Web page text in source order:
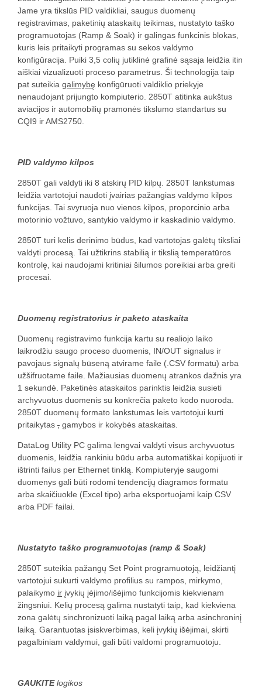
Jame yra tikslūs PID valdikliai, saugus duomenų
registravimas, paketinių ataskaitų teikimas, nustatyto taško
programuotojas (Ramp & Soak) ir galingas funkcinis blokas,
kuris leis pritaikyti programas su sekos valdymo
konfigūracija. Puiki 3,5 colių jutiklinė grafinė sąsaja leidžia itin
aiškiai vizualizuoti proceso parametrus. Ši technologija taip
pat suteikia galimybę konfigūruoti valdiklio priekyje
nenaudojant prijungto kompiuterio. 2850T atitinka aukštus
aviacijos ir automobilių pramonės tikslumo standartus su
CQI9 ir AMS2750.
PID valdymo kilpos
2850T gali valdyti iki 8 atskirų PID kilpų. 2850T lankstumas
leidžia vartotojui naudoti įvairias pažangias valdymo kilpos
funkcijas. Tai svyruoja nuo vienos kilpos, proporcinio arba
motorinio vožtuvo, santykio valdymo ir kaskadinio valdymo.
2850T turi kelis derinimo būdus, kad vartotojas galėtų tiksliai
valdyti procesą. Tai užtikrins stabilią ir tikslią temperatūros
kontrolę, kai naudojami kritiniai šilumos poreikiai arba greiti
procesai.
Duomenų registratorius ir paketo ataskaita
Duomenų registravimo funkcija kartu su realiojo laiko
laikrodžiu saugo proceso duomenis, IN/OUT signalus ir
pavojaus signalų būseną atvirame faile (.CSV formatu) arba
užšifruotame faile. Mažiausias duomenų atrankos dažnis yra
1 sekundė. Paketinės ataskaitos parinktis leidžia susieti
archyvuotus duomenis su konkrečia paketo kodo nuoroda.
2850T duomenų formato lankstumas leis vartotojui kurti
pritaikytas , gamybos ir kokybės ataskaitas.
DataLog Utility PC galima lengvai valdyti visus archyvuotus
duomenis, leidžia rankiniu būdu arba automatiškai kopijuoti ir
ištrinti failus per Ethernet tinklą. Kompiuteryje saugomi
duomenys gali būti rodomi tendencijų diagramos formatu
arba skaičiuokle (Excel tipo) arba eksportuojami kaip CSV
arba PDF failai.
Nustatyto taško programuotojas (ramp & Soak)
2850T suteikia pažangų Set Point programuotoją, leidžiantį
vartotojui sukurti valdymo profilius su rampos, mirkymo,
palaikymo ir įvykių įėjimo/išėjimo funkcijomis kiekvienam
žingsniui. Kelių procesą galima nustatyti taip, kad kiekviena
zona galėtų sinchronizuoti laiką pagal laiką arba asinchroninį
laiką. Garantuotas įsiskverbimas, keli įvykių išėjimai, skirti
pagalbiniam valdymui, gali būti valdomi programuotoju.
GAUKITElogikos